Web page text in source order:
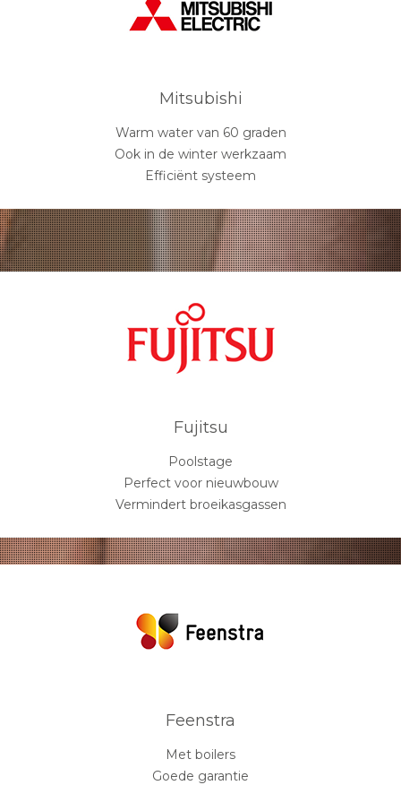
Mitsubishi
Warm water van 60 graden
Ook in de winter werkzaam
Efficiënt systeem
Fujitsu
Poolstage
Perfect voor nieuwbouw
Vermindert broeikasgassen
Feenstra
Met boilers
Goede garantie